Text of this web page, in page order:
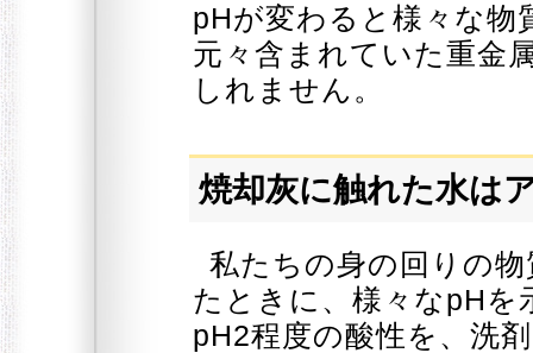
pHが変わると様々な物
元々含まれていた重金
しれません。
焼却灰に触れた水は
私たちの身の回りの
たときに、様々なpHを
pH2程度の酸性を、洗